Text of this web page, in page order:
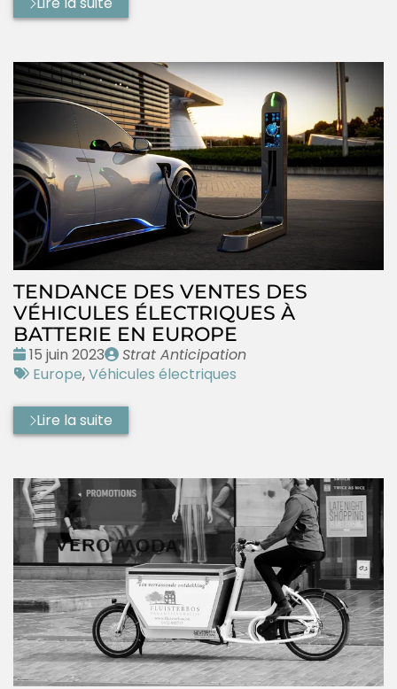
TENDANCE DES VENTES DES
VÉHICULES ÉLECTRIQUES À
BATTERIE EN EUROPE
Date
:
15 juin 2023
Publié
par
Strat Anticipation
Tags
Europe,Véhicules électriques
Lire la suite